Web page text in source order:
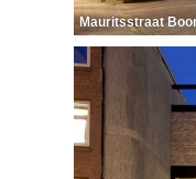
Mauritsstraat